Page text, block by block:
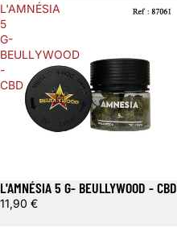
L'AMNÉSIA
5
G-
BEULLYWOOD
-
CBD
L'AMNÉSIA 5 G- BEULLYWOOD - CBD
11,90 €